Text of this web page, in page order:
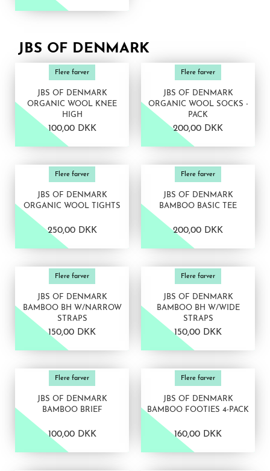
JBS OF DENMARK
VIS PRODUKT
Flere farver
JBS OF DENMARK
ORGANIC WOOL KNEE
HIGH
100,00 DKK
Flere farver
JBS OF DENMARK
ORGANIC WOOL SOCKS -
PACK
200,00 DKK
Flere farver
JBS OF DENMARK
ORGANIC WOOL TIGHTS
250,00 DKK
Flere farver
JBS OF DENMARK
BAMBOO BASIC TEE
200,00 DKK
Flere farver
JBS OF DENMARK
BAMBOO BH W/NARROW
STRAPS
150,00 DKK
Flere farver
JBS OF DENMARK
BAMBOO BH W/WIDE
STRAPS
150,00 DKK
Flere farver
JBS OF DENMARK
BAMBOO BRIEF
100,00 DKK
Flere farver
JBS OF DENMARK
BAMBOO FOOTIES 4-PACK
160,00 DKK